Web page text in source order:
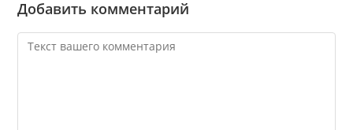
Добавить комментарий